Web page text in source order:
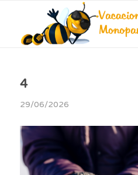
4
29/06/2026